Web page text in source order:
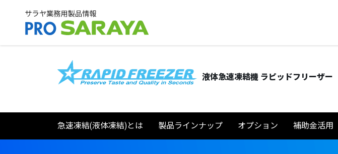
液体急速凍結機 ラピッドフリーザー
急速凍結(液体凍結)とは 製品ラインナップ オプション 補助金活用